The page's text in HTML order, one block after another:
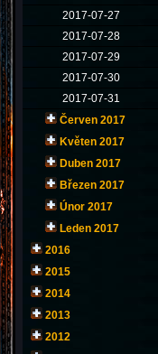
2017-07-27
2017-07-28
2017-07-29
2017-07-30
2017-07-31
Červen 2017
Květen 2017
Duben 2017
Březen 2017
Únor 2017
Leden 2017
2016
2015
2014
2013
2012